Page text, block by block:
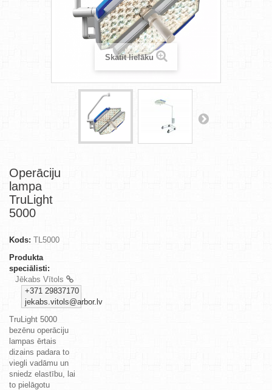
Skatīt lielāku
Operāciju
lampa
TruLight
5000
Kods: TL5000
Produkta
speciālisti:
Jēkabs Vītols
+371 29837170
jekabs.vitols@arbor.lv
TruLight 5000
bezēnu operāciju
lampas ērtais
dizains padara to
viegli vadāmu un
sniedz elastību, lai
to pielāgotu